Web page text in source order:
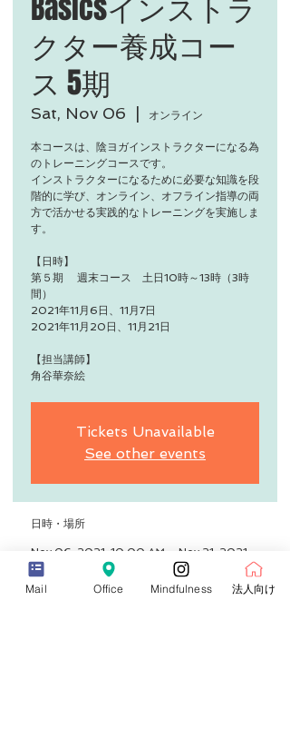
クター養成コー
ス 5期
Sat, Nov 06
  |
オンライン
本コースは、陰ヨガインストラクターになる為
のトレーニングコースです。
インストラクターになるために必要な知識を段
階的に学び、オンライン、オフライン指導の両
方で活かせる実践的なトレーニングを実施しま
す。
【日時】
第５期 週末コース 土日10時～13時（3時
間）
2021年11月6日、11月7日
2021年11月20日、11月21日
【担当講師】
角谷華奈絵
Tickets Unavailable
See other events
日時・場所
Nov 06, 2021, 10:00 AM – Nov 21, 2021,
1:00 PM
オンライン
Mail Office Mindfulness 法人向け